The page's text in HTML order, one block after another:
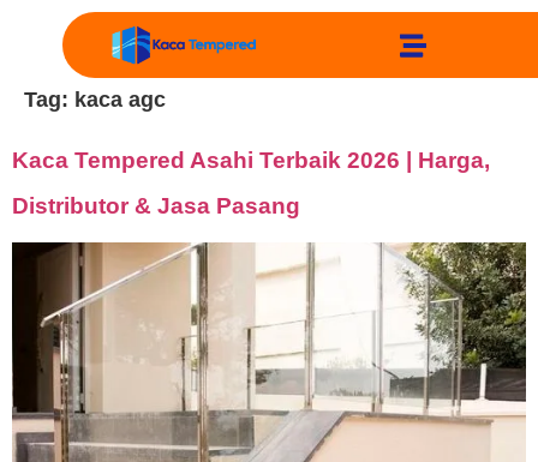
Tag: kaca agc
Kaca Tempered Asahi Terbaik 2026 | Harga,
Distributor & Jasa Pasang